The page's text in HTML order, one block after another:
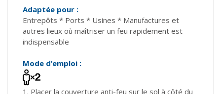
Adaptée pour :
Entrepôts * Ports * Usines * Manufactures et
autres lieux où maîtriser un feu rapidement est
indispensable
Mode d’emploi :
1. Placer la couverture anti-feu sur le sol à côté du